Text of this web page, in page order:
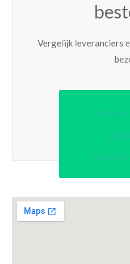
Vergelijk leveranciers